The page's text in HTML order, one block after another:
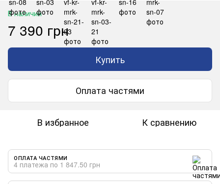
В наличии
7 390 грн
Купить
Оплата частями
В избранное К сравнению
ОПЛАТА ЧАСТЯМИ
4 платежа по 1 847.50 грн